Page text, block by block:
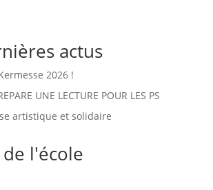
actus
2026 !
UNE LECTURE POUR LES PS
artistique et solidaire
l'école